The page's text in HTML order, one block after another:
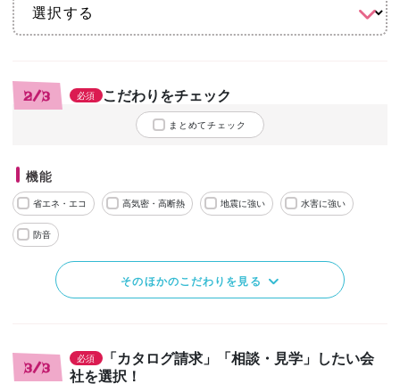
2/3 必須 こだわりをチェック
まとめてチェック
機能
省エネ・エコ 高気密・高断熱 地震に強い 水害に強い
防音
そのほかのこだわりを見る
3/3
必須
「カタログ請求」「相談・見学」したい会
社を選択！